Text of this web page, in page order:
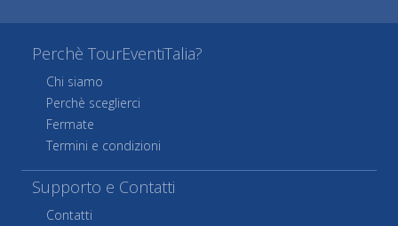
Perchè TourEventiTalia?
Chi siamo
Perchè sceglierci
Fermate
Termini e condizioni
Supporto e Contatti
Contatti